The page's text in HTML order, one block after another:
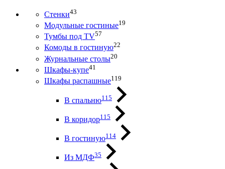
Стенки43
Модульные гостиные19
Тумбы под ТV57
Комоды в гостиную22
Журнальные столы20
Шкафы-купе41
Шкафы распашные119
В спальню115
В коридор115
В гостиную114
Из МДФ35